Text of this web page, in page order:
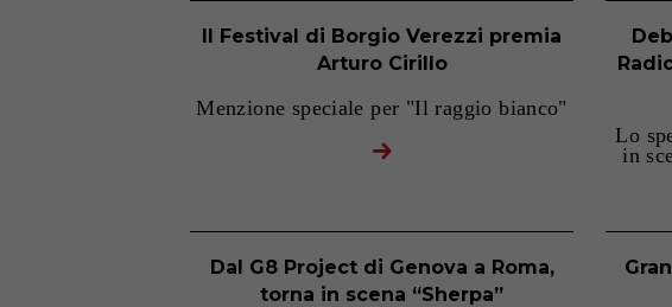
Il Festival di Borgio Verezzi premia
Arturo Cirillo
Menzione speciale per "Il raggio bianco"
Lo
in
Dal G8 Project di Genova a Roma,
torna in scena “Sherpa”